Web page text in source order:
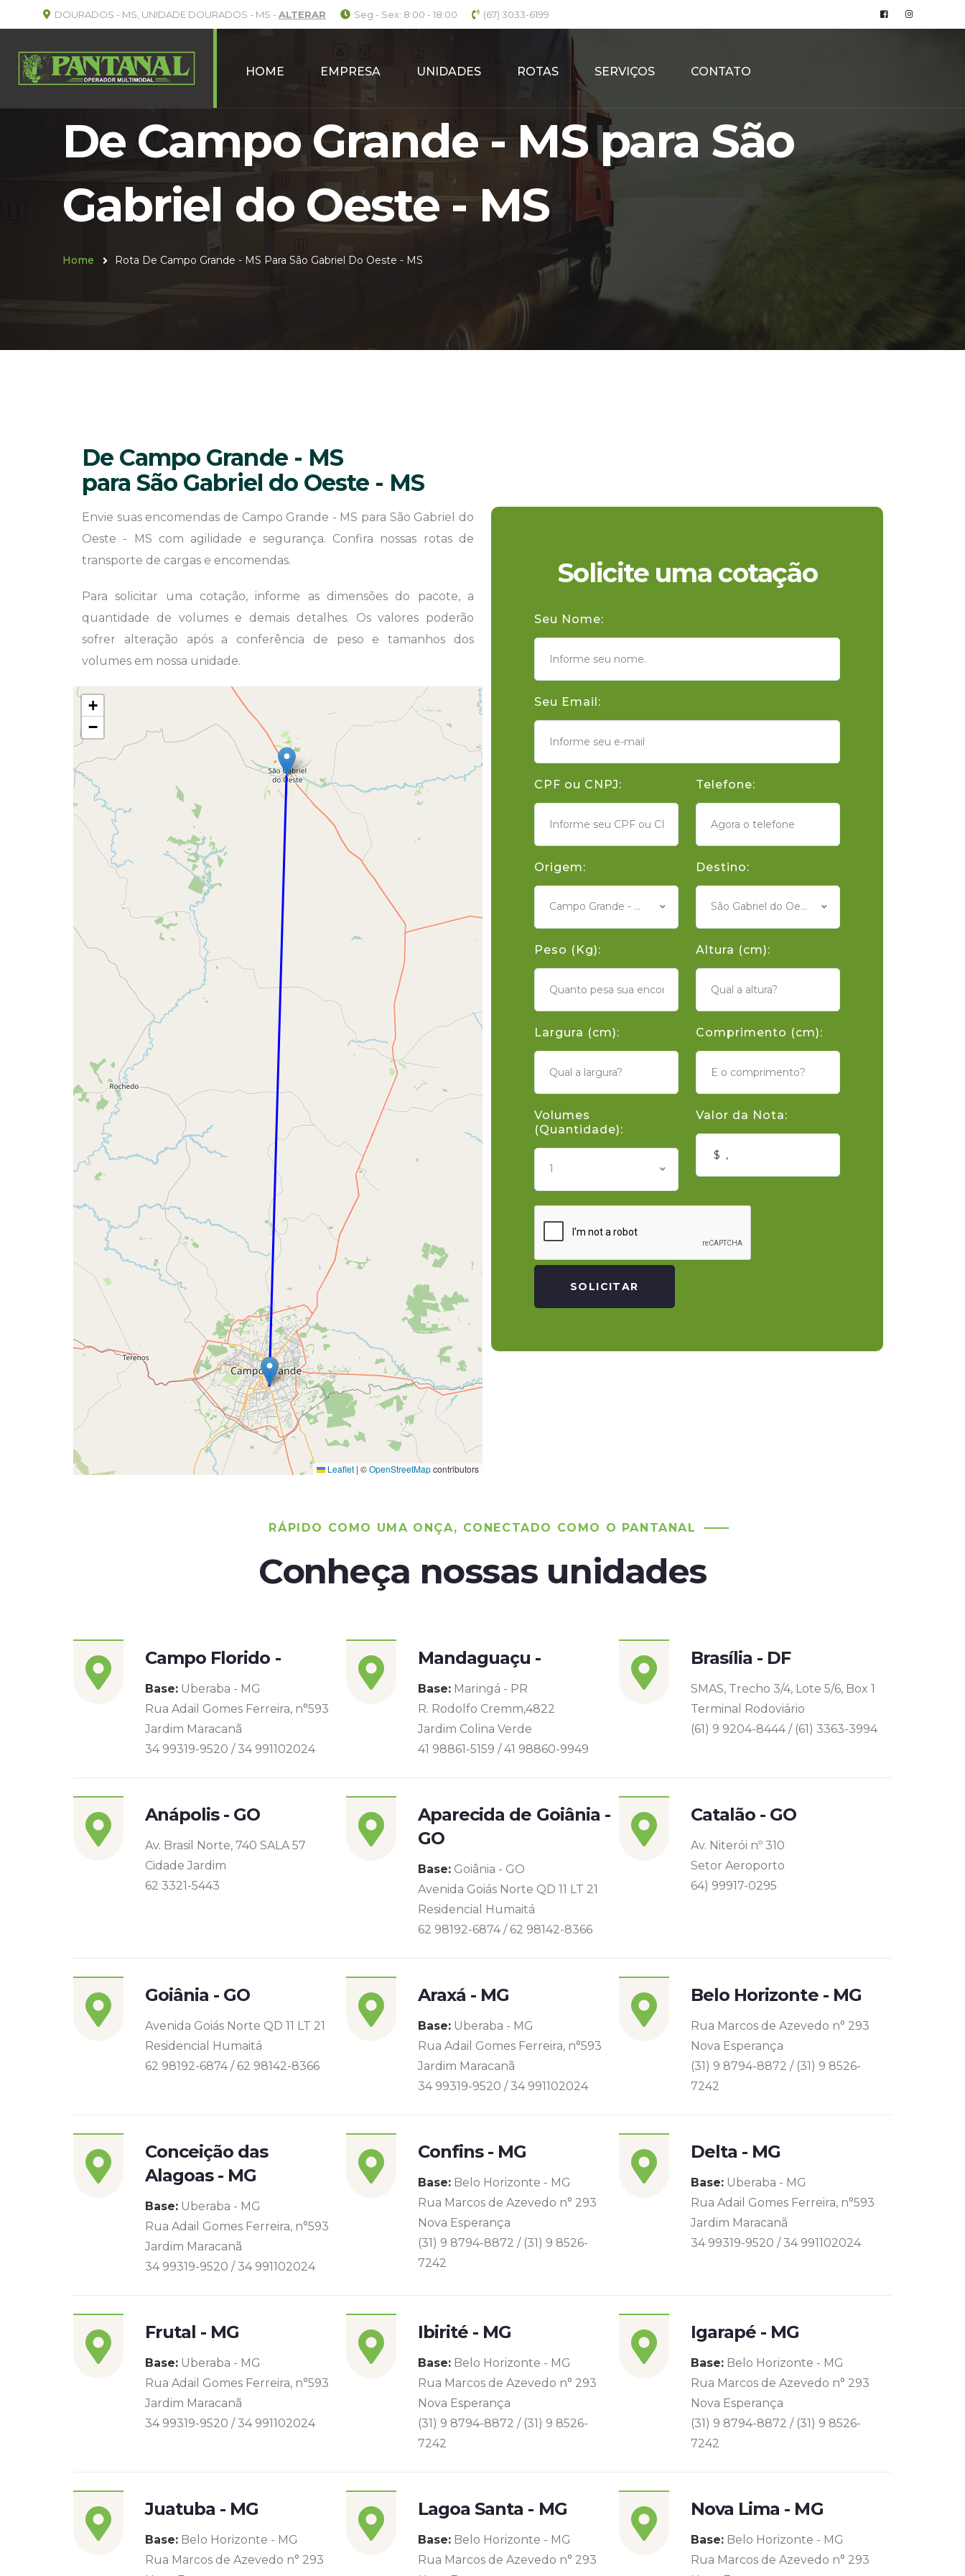
DOURADOS - MS, UNIDADE DOURADOS - MS - ALTERAR Seg - Sex: 8:00 - 18:00 (67) 3033-6199
HOME EMPRESA UNIDADES ROTAS SERVIÇOS CONTATO
De Campo Grande - MS para São
Gabriel do Oeste - MS
Home Rota De Campo Grande - MS Para São Gabriel Do Oeste - MS
De Campo Grande - MS
para São Gabriel do Oeste - MS
Envie suas encomendas de Campo Grande - MS para São Gabriel do
Oeste - MS com agilidade e segurança. Confira nossas rotas de
transporte de cargas e encomendas.
Para solicitar uma cotação, informe as dimensões do pacote, a
quantidade de volumes e demais detalhes. Os valores poderão
sofrer alteração após a conferência de peso e tamanhos dos
volumes em nossa unidade.
+
−
Leaflet | ©OpenStreetMapcontributors
Solicite uma cotação
Seu Nome:
Seu Email:
CPF ou CNPJ: Telefone:
Origem:
Campo Grande - MS
Destino:
São Gabriel do Oeste - MS
Peso (Kg): Altura (cm):
Largura (cm): Comprimento (cm):
Volumes
(Quantidade):
1
Valor da Nota:
SOLICITAR
RÁPIDO COMO UMA ONÇA, CONECTADO COMO O PANTANAL
Conheça nossas unidades
Campo Florido -
Base: Uberaba - MG
Rua Adail Gomes Ferreira, n°593
Jardim Maracanã
34 99319-9520 / 34 991102024
Mandaguaçu -
Base: Maringá - PR
R. Rodolfo Cremm,4822
Jardim Colina Verde
41 98861-5159 / 41 98860-9949
Brasília - DF
SMAS, Trecho 3/4, Lote 5/6, Box 1
Terminal Rodoviário
(61) 9 9204-8444 / (61) 3363-3994
Anápolis - GO
Av. Brasil Norte, 740 SALA 57
Cidade Jardim
62 3321-5443
Aparecida de Goiânia -
GO
Base: Goiânia - GO
Avenida Goiás Norte QD 11 LT 21
Residencial Humaitá
62 98192-6874 / 62 98142-8366
Catalão - GO
Av. Niterói nº 310
Setor Aeroporto
64) 99917-0295
Goiânia - GO
Avenida Goiás Norte QD 11 LT 21
Residencial Humaitá
62 98192-6874 / 62 98142-8366
Araxá - MG
Base: Uberaba - MG
Rua Adail Gomes Ferreira, n°593
Jardim Maracanã
34 99319-9520 / 34 991102024
Belo Horizonte - MG
Rua Marcos de Azevedo n° 293
Nova Esperança
(31) 9 8794-8872 / (31) 9 8526-
7242
Conceição das
Alagoas - MG
Base: Uberaba - MG
Rua Adail Gomes Ferreira, n°593
Jardim Maracanã
34 99319-9520 / 34 991102024
Confins - MG
Base: Belo Horizonte - MG
Rua Marcos de Azevedo n° 293
Nova Esperança
(31) 9 8794-8872 / (31) 9 8526-
7242
Delta - MG
Base: Uberaba - MG
Rua Adail Gomes Ferreira, n°593
Jardim Maracanã
34 99319-9520 / 34 991102024
Frutal - MG
Base: Uberaba - MG
Rua Adail Gomes Ferreira, n°593
Jardim Maracanã
34 99319-9520 / 34 991102024
Ibirité - MG
Base: Belo Horizonte - MG
Rua Marcos de Azevedo n° 293
Nova Esperança
(31) 9 8794-8872 / (31) 9 8526-
7242
Igarapé - MG
Base: Belo Horizonte - MG
Rua Marcos de Azevedo n° 293
Nova Esperança
(31) 9 8794-8872 / (31) 9 8526-
7242
Juatuba - MG
Base: Belo Horizonte - MG
Rua Marcos de Azevedo n° 293
Lagoa Santa - MG
Base: Belo Horizonte - MG
Rua Marcos de Azevedo n° 293
Nova Lima - MG
Base: Belo Horizonte - MG
Rua Marcos de Azevedo n° 293